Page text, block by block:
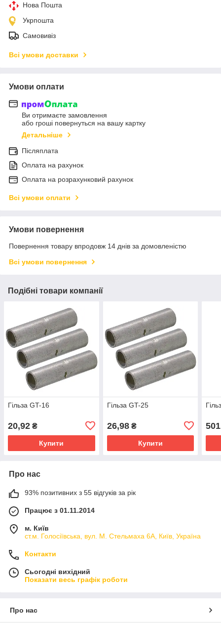
Нова Пошта
Укрпошта
Самовивіз
Всі умови доставки
Умови оплати
Ви отримаєте замовлення
або гроші повернуться на вашу картку
Детальніше
Післяплата
Оплата на рахунок
Оплата на розрахунковий рахунок
Всі умови оплати
Умови повернення
Повернення товару впродовж 14 днів за домовленістю
Всі умови повернення
Подібні товари компанії
Гільза GT-16
20,92 ₴
Купити
Гільза GT-25
26,98₴
Купити
Про нас
93% позитивних з 55 відгуків за рік
Працює з 01.11.2014
м. Київ
ст.м. Голосіївська, вул. М. Стельмаха 6А, Київ, Україна
Контакти
Сьогодні вихідний
Показати весь графік роботи
Про нас